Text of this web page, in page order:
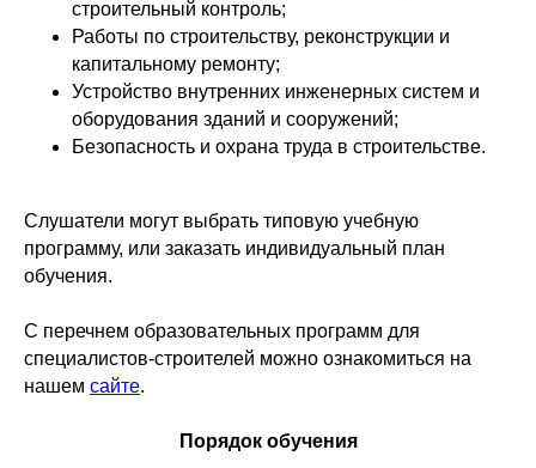
строительный контроль;
Работы по строительству, реконструкции и
капитальному ремонту;
Устройство внутренних инженерных систем и
оборудования зданий и сооружений;
Безопасность и охрана труда в строительстве.
Слушатели могут выбрать типовую учебную
программу, или заказать индивидуальный план
обучения.
С перечнем образовательных программ для
специалистов-строителей можно ознакомиться на
нашем сайте.
Порядок обучения